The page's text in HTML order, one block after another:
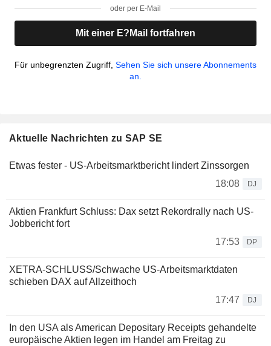
oder per E-Mail
Mit einer E?Mail fortfahren
Für unbegrenzten Zugriff, Sehen Sie sich unsere Abonnements
an.
Aktuelle Nachrichten zu SAP SE
Etwas fester - US-Arbeitsmarktbericht lindert Zinssorgen
18:08
DJ
Aktien Frankfurt Schluss: Dax setzt Rekordrally nach US-
Jobbericht fort
17:53
DP
XETRA-SCHLUSS/Schwache US-Arbeitsmarktdaten
schieben DAX auf Allzeithoch
17:47
DJ
In den USA als American Depositary Receipts gehandelte
europäische Aktien legen im Handel am Freitag zu